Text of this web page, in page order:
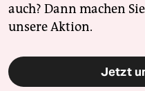
auch? Dann machen
unsere Aktion.
Jetzt